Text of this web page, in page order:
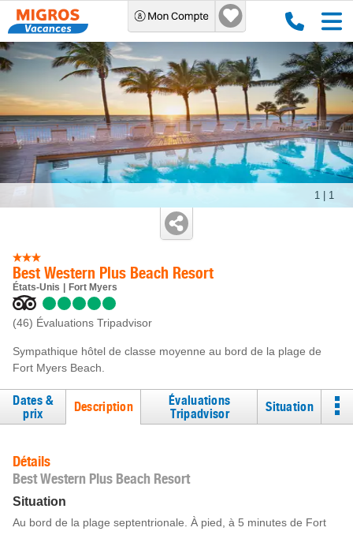
Best Western Plus Beach Resort
États-Unis Fort Myers
(46) Évaluations Tripadvisor
Sympathique hôtel de classe moyenne au bord de la plage de
Fort Myers Beach.
1 1
Dates &
prix
Description
Évaluations
Tripadvisor
Situation
Détails
Best Western Plus Beach Resort
Situation
Au bord de la plage septentrionale. À pied, à 5 minutes de Fort